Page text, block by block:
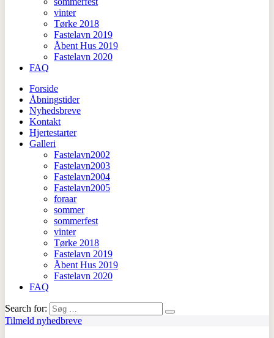
vinter
Tørke 2018
Fastelavn 2019
Åbent Hus 2019
Fastelavn 2020
FAQ
Forside
Åbningstider
Nyhedsbreve
Kontakt
Hjertestarter
Galleri
Fastelavn2002
Fastelavn2003
Fastelavn2004
Fastelavn2005
foraar
sommer
sommerfest
vinter
Tørke 2018
Fastelavn 2019
Åbent Hus 2019
Fastelavn 2020
FAQ
Search for:
Tilmeld nyhedbreve